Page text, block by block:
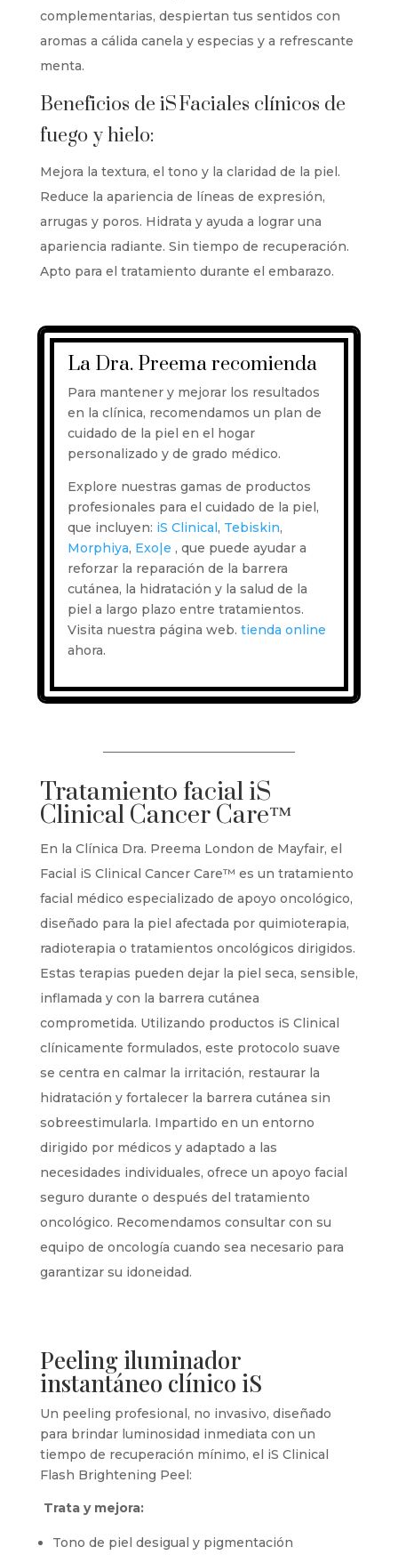
complementarias, despiertan tus sentidos con
aromas a cálida canela y especias y a refrescante
menta.
Beneficios de iSFaciales clínicos de
fuego y hielo:
Mejora la textura, el tono y la claridad de la piel.
Reduce la apariencia de líneas de expresión,
arrugas y poros. Hidrata y ayuda a lograr una
apariencia radiante. Sin tiempo de recuperación.
Apto para el tratamiento durante el embarazo.
La Dra. Preema recomienda
Para mantener y mejorar los resultados
en la clínica, recomendamos un plan de
cuidado de la piel en el hogar
personalizado y de grado médico.
Explore nuestras gamas de productos
profesionales para el cuidado de la piel,
que incluyen: iS Clinical, Tebiskin,
Morphiya, Exo|e , que puede ayudar a
reforzar la reparación de la barrera
cutánea, la hidratación y la salud de la
piel a largo plazo entre tratamientos.
Visita nuestra página web. tienda online
ahora.
Tratamiento facial iS
Clinical Cancer Care™
En la Clínica Dra. Preema London de Mayfair, el
Facial iS Clinical Cancer Care™ es un tratamiento
facial médico especializado de apoyo oncológico,
diseñado para la piel afectada por quimioterapia,
radioterapia o tratamientos oncológicos dirigidos.
Estas terapias pueden dejar la piel seca, sensible,
inflamada y con la barrera cutánea
comprometida. Utilizando productos iS Clinical
clínicamente formulados, este protocolo suave
se centra en calmar la irritación, restaurar la
hidratación y fortalecer la barrera cutánea sin
sobreestimularla. Impartido en un entorno
dirigido por médicos y adaptado a las
necesidades individuales, ofrece un apoyo facial
seguro durante o después del tratamiento
oncológico. Recomendamos consultar con su
equipo de oncología cuando sea necesario para
garantizar su idoneidad.
Peeling iluminador
instantáneo clínico iS
Un peeling profesional, no invasivo, diseñado
para brindar luminosidad inmediata con un
tiempo de recuperación mínimo, el iS Clinical
Flash Brightening Peel:
Trata y mejora:
Tono de piel desigual y pigmentación